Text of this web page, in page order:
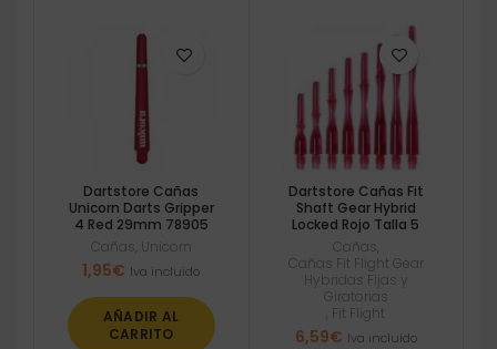
Dartstore Cañas
Unicorn Darts Gripper
4 Red 29mm 78905
Cañas Unicorn
1,95€ Iva incluido
AÑADIR AL
CARRITO
Dartstore Cañas Fit
Shaft Gear Hybrid
Locked Rojo Talla 5
Cañas
Cañas Fit Flight Gear
Hybridas Fijas y
Giratorias
Fit Flight
6,59€ Iva incluido